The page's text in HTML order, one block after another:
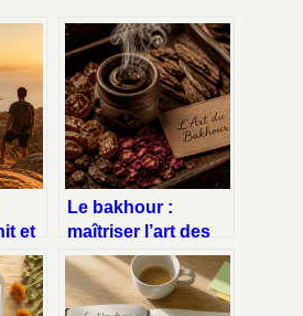
et
Le bakhour :
maîtriser l’art des
bois précieux pour
parfumer
durablement votre